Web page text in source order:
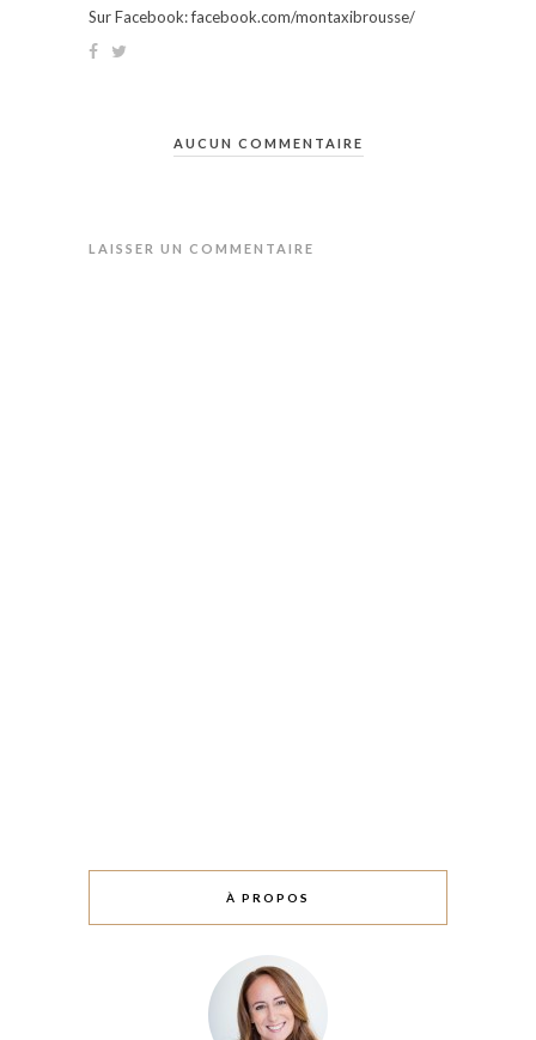
Sur Facebook: facebook.com/montaxibrousse/
AUCUN COMMENTAIRE
LAISSER UN COMMENTAIRE
À PROPOS